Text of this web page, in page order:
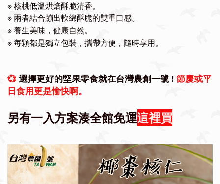
※核桃低溫烘焙酥脆清香。
※ 兩者結合蹦出軟綿酥脆的雙重口感。
※養生美味，健康自然。
※每顆都是獨立包裝，攜帶方便，隨時享用。
💞 選擇更好的堅果零食就在台灣農創一號 ! 節慶或平
日食用更是愉快啊。
另有一入方案湊全館免運這裡買